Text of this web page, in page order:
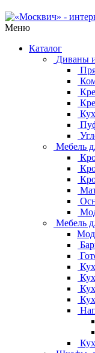
Меню
Каталог
Диваны
Мебель
Мебель